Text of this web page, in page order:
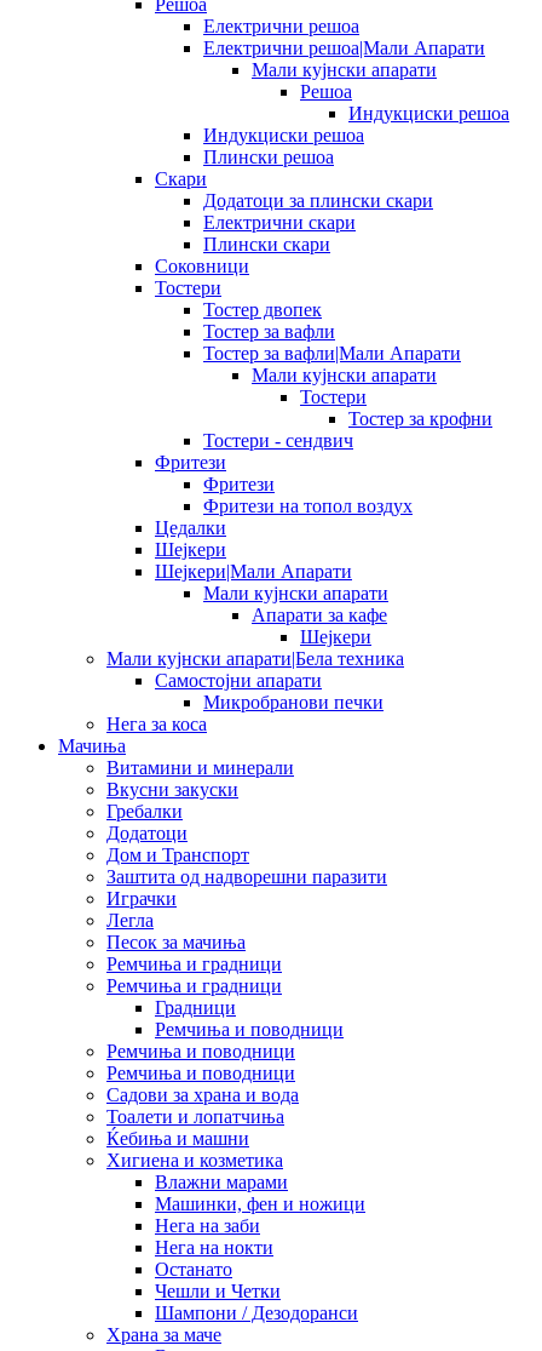
Електрични решоа
Електрични решоа|Мали Апарати
Мали кујнски апарати
Решоа
Индукциски решоа
Индукциски решоа
Плински решоа
Скари
Додатоци за плински скари
Електрични скари
Плински скари
Соковници
Тостери
Тостер двопек
Тостер за вафли
Тостер за вафли|Мали Апарати
Мали кујнски апарати
Тостери
Тостер за крофни
Тостери - сендвич
Фритези
Фритези
Фритези на топол воздух
Цедалки
Шејкери
Шејкери|Мали Апарати
Мали кујнски апарати
Апарати за кафе
Шејкери
Мали кујнски апарати|Бела техника
Самостојни апарати
Микробранови печки
Нега за коса
Мачиња
Витамини и минерали
Вкусни закуски
Гребалки
Додатоци
Дом и Транспорт
Заштита од надворешни паразити
Играчки
Легла
Песок за мачиња
Ремчиња и градници
Ремчиња и градници
Градници
Ремчиња и поводници
Ремчиња и поводници
Ремчиња и поводници
Садови за храна и вода
Тоалети и лопатчиња
Ќебиња и машни
Хигиена и козметика
Влажни марами
Машинки, фен и ножици
Нега на заби
Нега на нокти
Останато
Чешли и Четки
Шампони / Дезодоранси
Храна за маче